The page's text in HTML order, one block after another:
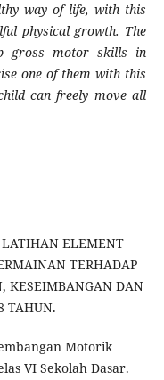
way of life, with this
physical growth. The
gross motor skills in
one of them with this
can freely move all
ELEMENT
TERHADAP
KESEIMBANGAN DAN
TAHUN.
Motorik
VI Sekolah Dasar.